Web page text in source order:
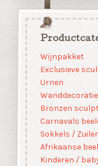
Wijnpakket
Exclusieve
Urnen
Bronzen
Carnavals
Sokkels /
Afrikaanse
Kinderen /